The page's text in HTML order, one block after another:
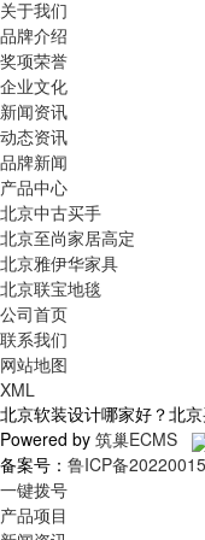
关于我们
品牌介绍
奖项荣誉
企业文化
新闻资讯
动态资讯
品牌新闻
产品中心
北京中古买手
北京至尚家居高定
北京雅伊华家具
北京联宝地毯
公司首页
联系我们
网站地图
XML
北京软装设计哪家好？北
Powered by 筑巢ECMS
备案号： 鲁ICP备
一键拨号
产品项目